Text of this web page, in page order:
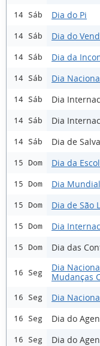
14 Sáb Dia do Pi
14 Sáb Dia do
14 Sáb Dia da
14 Sáb Dia
14 Sáb Dia
14 Sáb Dia
14 Sáb Dia de
15 Dom Dia da
15 Dom Dia
15 Dom Dia de São
15 Dom Dia
15 Dom Dia das
16 Seg
Dia
Mudanças
16 Seg Dia
16 Seg Dia do
16 Seg Dia do